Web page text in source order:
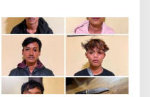
Surat Audiensi ke Polres
Garut, Pertanyakan Progres
Penanganan Dugaan
Penggelapan Dana Desa dan
Program PKH